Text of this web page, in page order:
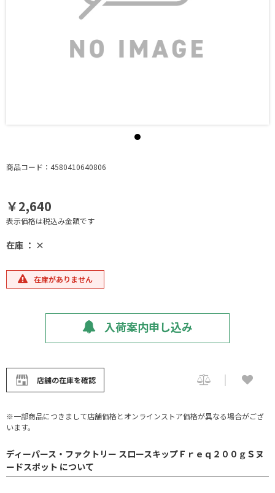
商品コード：4580410640806
￥2,640
表示価格は税込み金額です
在庫 ： ×
在庫がありません
入荷案内申し込み
店舗の在庫を確認
※一部商品につきまして店舗価格とオンラインストア価格が異なる場合がござ
います。
ディーパース・ファクトリー スロースキップＦｒｅｑ２００ｇＳヌ
ードスポット について